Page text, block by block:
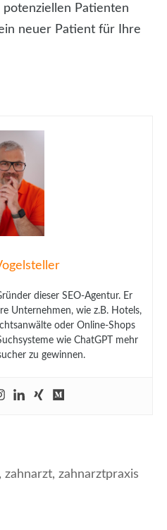
Patienten
neuer Patient für Ihre
dieser SEO-Agentur. Er
Unternehmen, wie z.B. Hotels,
oder Online-Shops
wie ChatGPT mehr
zu gewinnen.
, zahnarzt, zahnarztpraxis